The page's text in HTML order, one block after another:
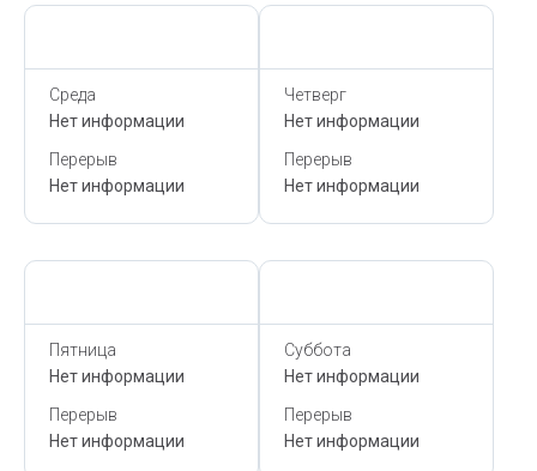
Среда
Нет информации
Перерыв
Нет информации
Четверг
Нет информации
Перерыв
Нет информации
Пятница
Нет информации
Перерыв
Нет информации
Суббота
Нет информации
Перерыв
Нет информации